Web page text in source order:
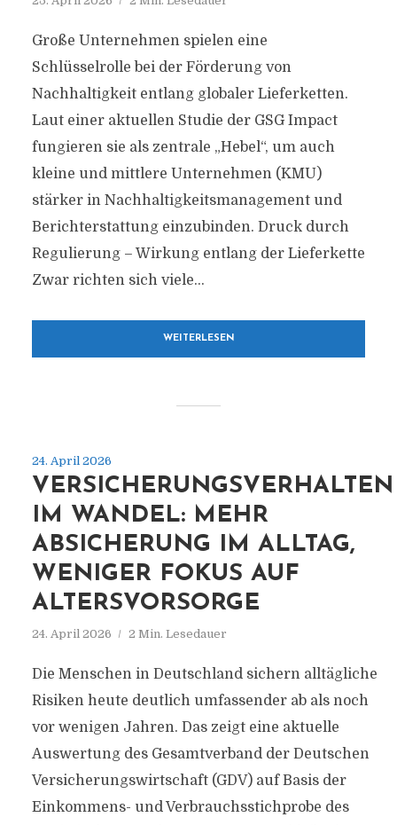
Große Unternehmen spielen eine
Schlüsselrolle bei der Förderung von
Nachhaltigkeit entlang globaler Lieferketten.
Laut einer aktuellen Studie der GSG Impact
fungieren sie als zentrale „Hebel“, um auch
kleine und mittlere Unternehmen (KMU)
stärker in Nachhaltigkeitsmanagement und
Berichterstattung einzubinden. Druck durch
Regulierung – Wirkung entlang der Lieferkette
Zwar richten sich viele...
WEITERLESEN
24. April 2026
VERSICHERUNGSVERHALTEN
IM WANDEL: MEHR
ABSICHERUNG IM ALLTAG,
WENIGER FOKUS AUF
ALTERSVORSORGE
24. April 2026 2 Min. Lesedauer
Die Menschen in Deutschland sichern alltägliche
Risiken heute deutlich umfassender ab als noch
vor wenigen Jahren. Das zeigt eine aktuelle
Auswertung des Gesamtverband der Deutschen
Versicherungswirtschaft (GDV) auf Basis der
Einkommens- und Verbrauchsstichprobe des